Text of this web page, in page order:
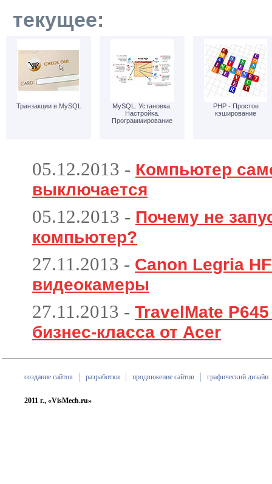
текущее:
Транзакции в MySQL
MySQL. Установка.
Настройка.
Программирование
PHP - Простое
кэширование
05.12.2013 - Компьютер
выключается
05.12.2013 - Почему не
компьютер?
27.11.2013 - Canon Legria
видеокамеры
27.11.2013 - TravelMate
бизнес-класса от Acer
создание сайтов разработки продвижение сайтов графический дизайн
2011 г., «VisMech.ru»